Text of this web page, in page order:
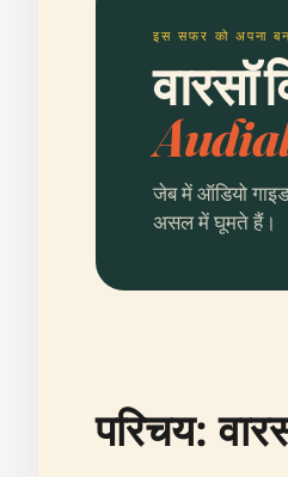
इस सफर को अपना
वारसॉ
जेब में ऑडियो
असल में घूमते हैं।
परिचय: